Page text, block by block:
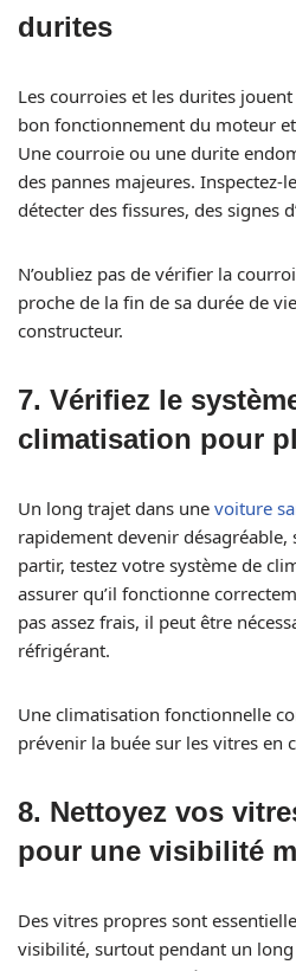
durites
Les courroies et les durites
bon fonctionnement du moteur et
Une courroie ou une durite
des pannes majeures. Inspectez-
détecter des fissures, des signes
N’oubliez pas de vérifier la
proche de la fin de sa durée de
constructeur.
7. Vérifiez le
climatisation pour
Un long trajet dans une voiture
rapidement devenir
partir, testez votre système de
assurer qu’il fonctionne
pas assez frais, il peut être
réfrigérant.
Une climatisation fonctionnelle
prévenir la buée sur les vitres en
8. Nettoyez vos
pour une visibilité
Des vitres propres sont
visibilité, surtout pendant un